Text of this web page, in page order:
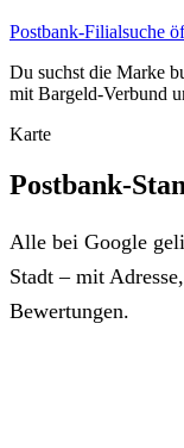
Postbank-Filialsuche
Du suchst die Marke
mit Bargeld-Verbund
Karte
Postbank-
Alle bei Google
Stadt – mit
Bewertungen.